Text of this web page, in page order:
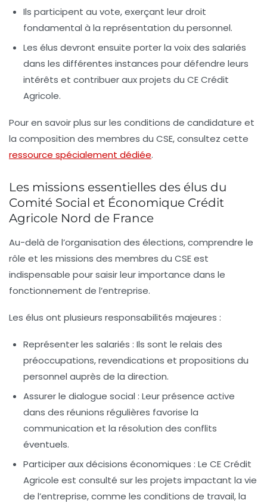
Ils participent au vote, exerçant leur droit
fondamental à la représentation du personnel.
Les élus devront ensuite porter la voix des salariés
dans les différentes instances pour défendre leurs
intérêts et contribuer aux projets du CE Crédit
Agricole.
Pour en savoir plus sur les conditions de candidature et
la composition des membres du CSE, consultez cette
ressource spécialement dédiée.
Les missions essentielles des élus du
Comité Social et Économique Crédit
Agricole Nord de France
Au-delà de l’organisation des élections, comprendre le
rôle et les missions des membres du CSE est
indispensable pour saisir leur importance dans le
fonctionnement de l’entreprise.
Les élus ont plusieurs responsabilités majeures :
Représenter les salariés : Ils sont le relais des
préoccupations, revendications et propositions du
personnel auprès de la direction.
Assurer le dialogue social : Leur présence active
dans des réunions régulières favorise la
communication et la résolution des conflits
éventuels.
Participer aux décisions économiques : Le CE Crédit
Agricole est consulté sur les projets impactant la vie
de l’entreprise, comme les conditions de travail, la